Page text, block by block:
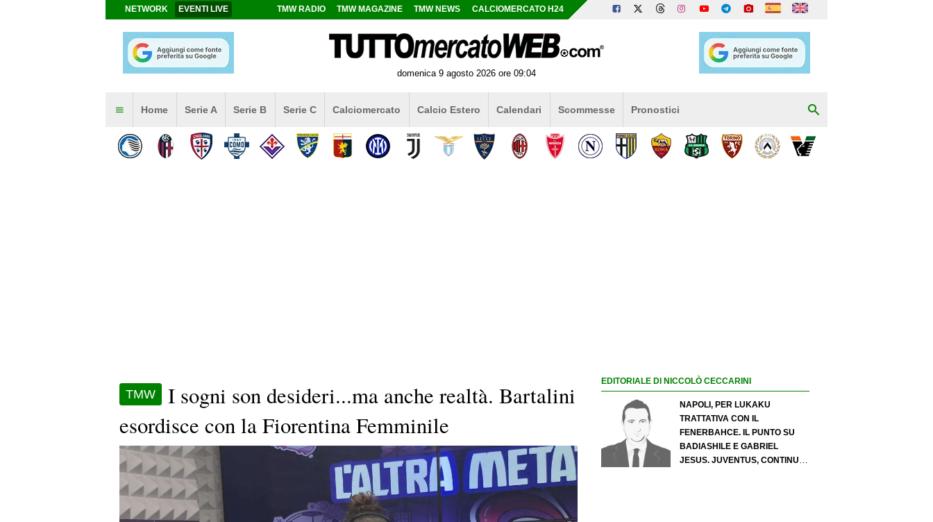
NETWORK EVENTI LIVE TMW RADIO TMW MAGAZINE TMW NEWS CALCIOMERCATO H24
domenica 9 agosto 2026 ore 09:04
Home Serie A Serie B Serie C Calciomercato Calcio Estero Calendari Scommesse Pronostici
TMW
I sogni son desideri...ma anche realtà. Bartalini
esordisce con la Fiorentina Femminile
EDITORIALE DI NICCOLÒ CECCARINI
NAPOLI, PER LUKAKU
TRATTATIVA CON IL
FENERBAHCE. IL PUNTO SU
BADIASHILE E GABRIEL
JESUS. JUVENTUS, CONTINUA